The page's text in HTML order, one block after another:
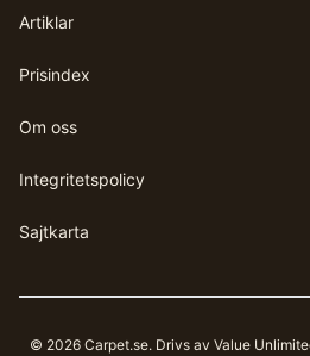
Artiklar
Prisindex
Om oss
Integritetspolicy
Sajtkarta
© 2026 Carpet.se. Drivs av Value